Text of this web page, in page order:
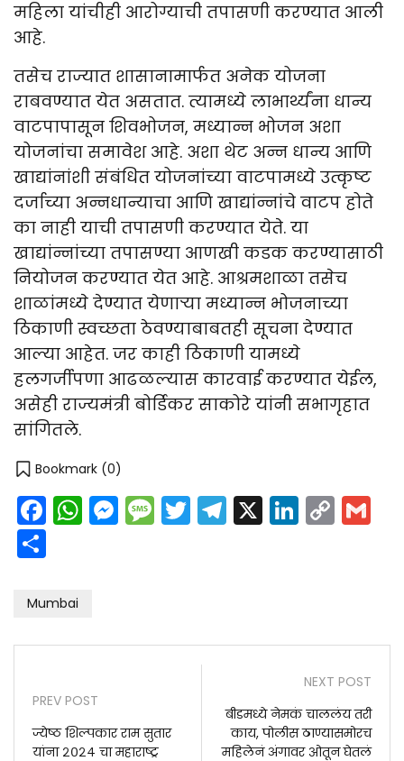
महिला यांचीही आरोग्याची तपासणी करण्यात आली
आहे.
तसेच राज्यात शासानामार्फत अनेक योजना
राबवण्यात येत असतात. त्यामध्ये लाभार्थ्यंना धान्य
वाटपापासून शिवभोजन, मध्यान्न भोजन अशा
योजनांचा समावेश आहे. अशा थेट अन्न धान्य आणि
खाद्यांनांशी संबंधित योजनांच्या वाटपामध्ये उत्कृष्ट
दर्जाच्या अन्नधान्याचा आणि खाद्यांन्नांचे वाटप होते
का नाही याची तपासणी करण्यात येते. या
खाद्यांन्नांच्या तपासण्या आणखी कडक करण्यासाठी
नियोजन करण्यात येत आहे. आश्रमशाळा तसेच
शाळांमध्ये देण्यात येणाऱ्या मध्यान्न भोजनाच्या
ठिकाणी स्वच्छता ठेवण्याबाबतही सूचना देण्यात
आल्या आहेत. जर काही ठिकाणी यामध्ये
हलगर्जीपणा आढळल्यास कारवाई करण्यात येईल,
असेही राज्यमंत्री बोर्डिकर साकोरे यांनी सभागृहात
सांगितले.
Bookmark (0)
Facebook
WhatsApp
Messenger
Message
Twitter
Telegram
X
Link
Mumbai
PREV POST
ज्येष्ठ शिल्पकार राम सुतार
यांना २०२४ चा महाराष्ट्र
NEXT POST
बीडमध्ये नेमकं चाललंय तरी
काय, पोलीस ठाण्यासमोरच
महिलेनं अंगावर ओतून घेतलं